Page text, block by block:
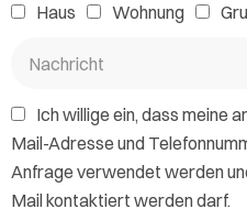
Haus
Wohnung
Ich willige ein, dass meine
Mail-Adresse und
Anfrage verwendet werden
Mail kontaktiert werden darf.